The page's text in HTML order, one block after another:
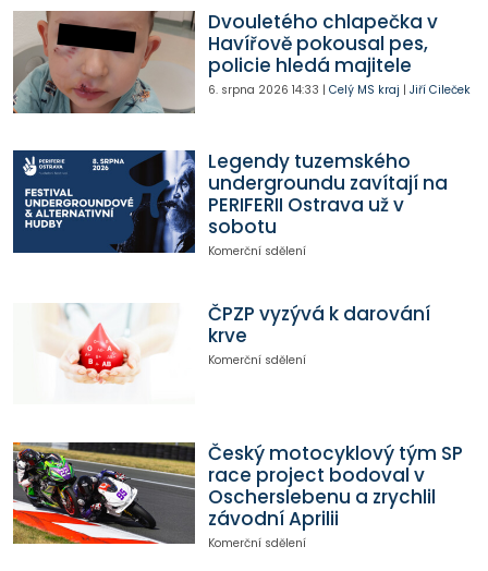
Dvouletého chlapečka v
Havířově pokousal pes,
policie hledá majitele
6. srpna 2026 14:33 | Celý MS kraj | Jiří Cileček
Legendy tuzemského
undergroundu zavítají na
PERIFERII Ostrava už v
sobotu
Komerční sdělení
ČPZP vyzývá k darování
krve
Komerční sdělení
Český motocyklový tým SP
race project bodoval v
Oscherslebenu a zrychlil
závodní Aprilii
Komerční sdělení